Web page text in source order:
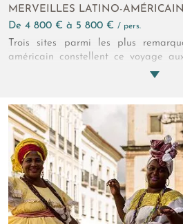
MERVEILLES LATINO-
de 4 800 € à 5 800 € / pers.
Trois sites parmi les plus
américain constellent ce voyage
Aires pour commencer, avec ses
impressionnantes, bruyantes,
Rio, enfin, lumineuse et chaleureuse,
itinéraire pensé comme une odyssée